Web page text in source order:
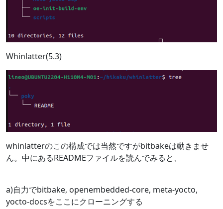
Whinlatter(5.3)
whinlatterのこの構成では当然ですがbitbakeは動きませ
ん。中にあるREADMEファイルを読んでみると、
a)自力でbitbake, openembedded-core, meta-yocto,
yocto-docsをここにクローニングする